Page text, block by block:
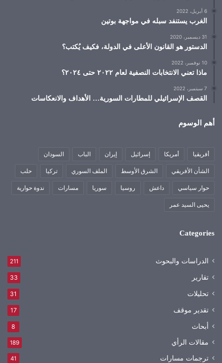
6 أبريل، 2022
الغرب يستنفد سبله في مواجهة بوتين
31 ديسمبر، 2020
الدستور هو القانون الأعلى في الدولة، فكيف يُكتب؟
10 نوفمبر، 2022
ماذا تعني الانتخابات النصفية لعام ٢٠٢٢ حتى ٢٠٢٤؟
7 سبتمبر، 2022
القصف الإسرائيلي للمطارات السورية… الأهداف والانعكاسات
أهم الوسوم
أفريقيا أمريكا إسرائيل إيران الباب السودان
الشأن الأفريقي الشرق الأوسط الملف السوري تركيا حلب
حوار سياسي داعش روسيا سوريا مسارات ندوة حوارية
يحيى السيد عمر
Categories
الدراسات والبحوث 211
تقارير 33
تحليلات 31
تقدير موقف 17
أبحاث 8
مقالات الرأي 189
ترجمات مسارات 41